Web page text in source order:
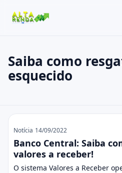
Cartão de Crédito
Conta Digital
Finanças
Buscar no site
Pressione Enter para buscar
Saiba como
esquecido
Saiba como
Notícia 14/09/2022
Banco Central: Saiba
valores a receber!
O sistema Valores a Receber